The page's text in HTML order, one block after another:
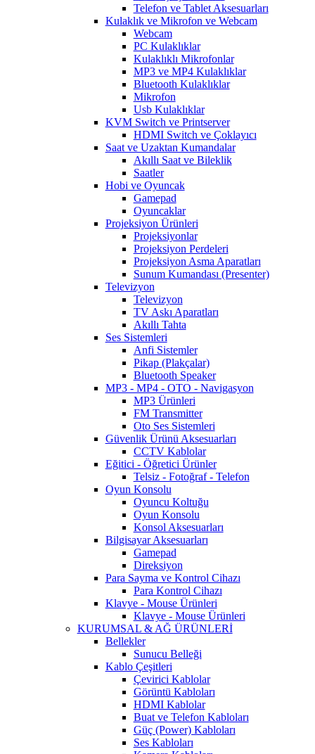
Telefon ve Tablet Aksesuarları
Kulaklık ve Mikrofon ve Webcam
Webcam
PC Kulaklıklar
Kulaklıklı Mikrofonlar
MP3 ve MP4 Kulaklıklar
Bluetooth Kulaklıklar
Mikrofon
Usb Kulaklıklar
KVM Switch ve Printserver
HDMI Switch ve Çoklayıcı
Saat ve Uzaktan Kumandalar
Akıllı Saat ve Bileklik
Saatler
Hobi ve Oyuncak
Gamepad
Oyuncaklar
Projeksiyon Ürünleri
Projeksiyonlar
Projeksiyon Perdeleri
Projeksiyon Asma Aparatları
Sunum Kumandası (Presenter)
Televizyon
Televizyon
TV Askı Aparatları
Akıllı Tahta
Ses Sistemleri
Anfi Sistemler
Pikap (Plakçalar)
Bluetooth Speaker
MP3 - MP4 - OTO - Navigasyon
MP3 Ürünleri
FM Transmitter
Oto Ses Sistemleri
Güvenlik Ürünü Aksesuarları
CCTV Kablolar
Eğitici - Öğretici Ürünler
Telsiz - Fotoğraf - Telefon
Oyun Konsolu
Oyuncu Koltuğu
Oyun Konsolu
Konsol Aksesuarları
Bilgisayar Aksesuarları
Gamepad
Direksiyon
Para Sayma ve Kontrol Cihazı
Para Kontrol Cihazı
Klavye - Mouse Ürünleri
Klavye - Mouse Ürünleri
KURUMSAL & AĞ ÜRÜNLERİ
Bellekler
Sunucu Belleği
Kablo Çeşitleri
Çevirici Kablolar
Görüntü Kabloları
HDMI Kablolar
Buat ve Telefon Kabloları
Güç (Power) Kabloları
Ses Kabloları